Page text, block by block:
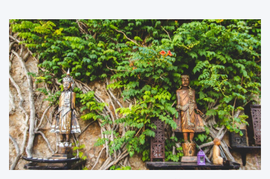
e
n
a
P
ó
ł
w
y
s
p
i
e
H
e